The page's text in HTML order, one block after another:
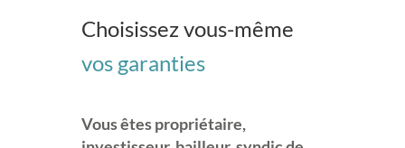
Choisissez vous-même
vos garanties
Vous êtes propriétaire,